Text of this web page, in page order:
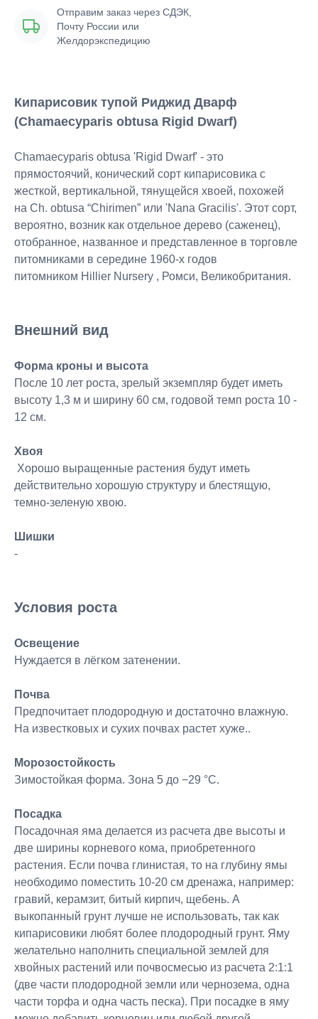
Отправим заказ через СДЭК,
Почту России или
Желдорэкспедицию
Кипарисовик тупой Риджид Дварф
(Chamaecyparis obtusa Rigid Dwarf)
Chamaecyparis obtusa 'Rigid Dwarf' - это
прямостоячий, конический сорт кипарисовика с
жесткой, вертикальной, тянущейся хвоей, похожей
на Ch. obtusa “Chirimen” или 'Nana Gracilis'. Этот сорт,
вероятно, возник как отдельное дерево (саженец),
отобранное, названное и представленное в торговле
питомниками в середине 1960-х годов
питомником Hillier Nursery , Ромси, Великобритания.
Внешний вид
Форма кроны и высота
После 10 лет роста, зрелый экземпляр будет иметь
высоту 1,3 м и ширину 60 см, годовой темп роста 10 -
12 см.
Хвоя
Хорошо выращенные растения будут иметь
действительно хорошую структуру и блестящую,
темно-зеленую хвою.
Шишки
-
Условия роста
Освещение
Нуждается в лёгком затенении.
Почва
Предпочитает плодородную и достаточно влажную.
На известковых и сухих почвах растет хуже..
Морозостойкость
Зимостойкая форма. Зона 5 до −29 °C.
Посадка
Посадочная яма делается из расчета две высоты и
две ширины корневого кома, приобретенного
растения. Если почва глинистая, то на глубину ямы
необходимо поместить 10-20 см дренажа, например:
гравий, керамзит, битый кирпич, щебень. А
выкопанный грунт лучше не использовать, так как
кипарисовики любят более плодородный грунт. Яму
желательно наполнить специальной землей для
хвойных растений или почвосмесью из расчета 2:1:1
(две части плодородной земли или чернозема, одна
части торфа и одна часть песка). При посадке в яму